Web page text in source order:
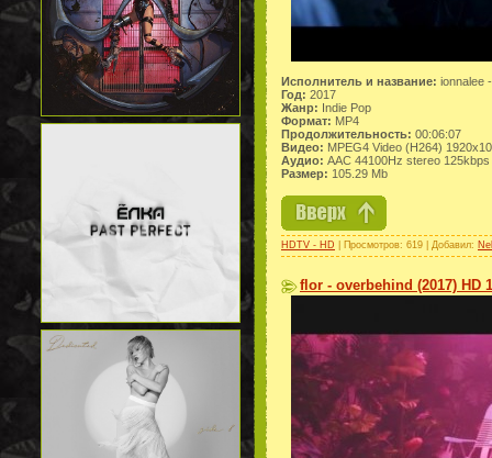
Исполнитель и название: ionnalee
Год: 2017
Жанр: Indie Pop
Формат: MP4
Продолжительность: 00:06:07
Видео: MPEG4 Video (H264)
Аудио: AAC 44100Hz stereo 125kbps
Размер: 105.29 Mb
HDTV - HD | Просмотров: 619 | Добавил:
flor - overbehind (2017) HD